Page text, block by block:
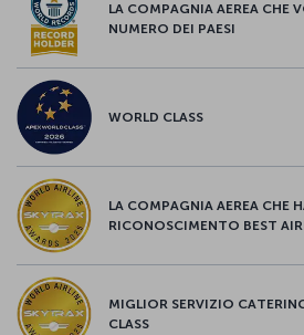
LA COMPAGNIA AEREA CHE
NUMERO DEI PAESI
WORLD CLASS
LA COMPAGNIA AEREA CHE
RICONOSCIMENTO BEST
MIGLIOR SERVIZIO
CLASS